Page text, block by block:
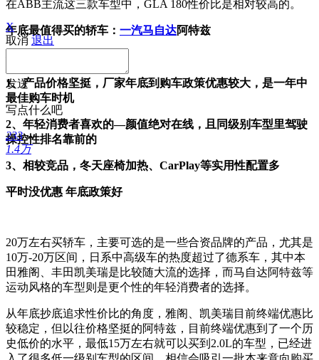
在ABB主流这三款车型中，GLA 180性价比是相对较高的。
年底最值得买的轿车： 一汽马自达阿特兹
1、产品价格坚挺，厂家年底到购车政策优惠较大，是一年中
最佳购车时机
2、年轻消费者喜欢的—颜值绝对在线，且同级别车型里驾驶
操控性排名靠前的
3、相较竞品，冬天座椅加热、CarPlay等实用性配置多
平时没优惠 年底政策好
20万左右买轿车，主要可选的是一些合资品牌的产品，尤其是
10万-20万区间，日系中高级车的热度超过了德系车，其中本
田雅阁、丰田凯美瑞是比较随大流的选择，而马自达阿特兹等
运动风格的车型则是更个性的年轻消费者的选择。
从年底抄底追求性价比的角度，雅阁、凯美瑞目前终端优惠比
较稳定，但以往价格坚挺的阿特兹，目前终端优惠到了一个历
史低价的水平，最低15万左右就可以买到2.0L的车型，已经进
X
取消 退出
发送
写点什么吧
233
1.4万